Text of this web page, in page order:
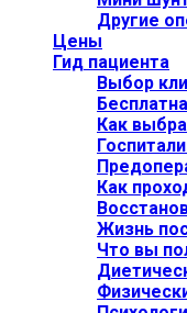
Другие
Цены
Гид пациента
Выбор
Как
Как
Жизнь
Что вы